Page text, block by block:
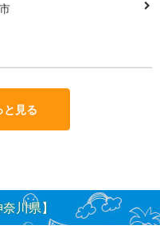
と見る
川県】